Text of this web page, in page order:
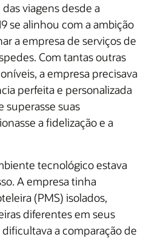
viagens desde a
se alinhou com a ambição
a empresa de serviços de
Com tantas outras
a empresa precisava
perfeita e personalizada
superasse suas
a fidelização e a
tecnológico estava
A empresa tinha
(PMS) isolados,
diferentes em seus
a comparação de